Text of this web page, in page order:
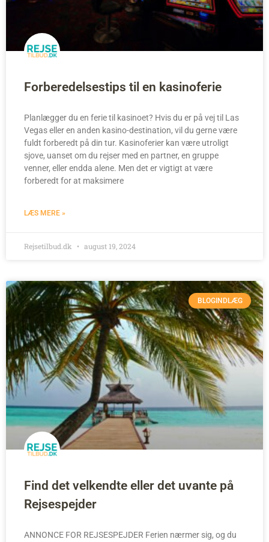
Forberedelsestips til en kasinoferie
Planlægger du en ferie til kasinoet? Hvis du er på vej til Las
Vegas eller en anden kasino-destination, vil du gerne være
fuldt forberedt på din tur. Kasinoferier kan være utroligt
sjove, uanset om du rejser med en partner, en gruppe
venner, eller endda alene. Men det er vigtigt at være
forberedt for at maksimere
LÆS MERE »
Rejsetilbud.dk august 19, 2024
BLOGINDLÆG
Find det velkendte eller det uvante på
Rejsespejder
ANNONCE FOR REJSESPEJDER Ferien nærmer sig, og du